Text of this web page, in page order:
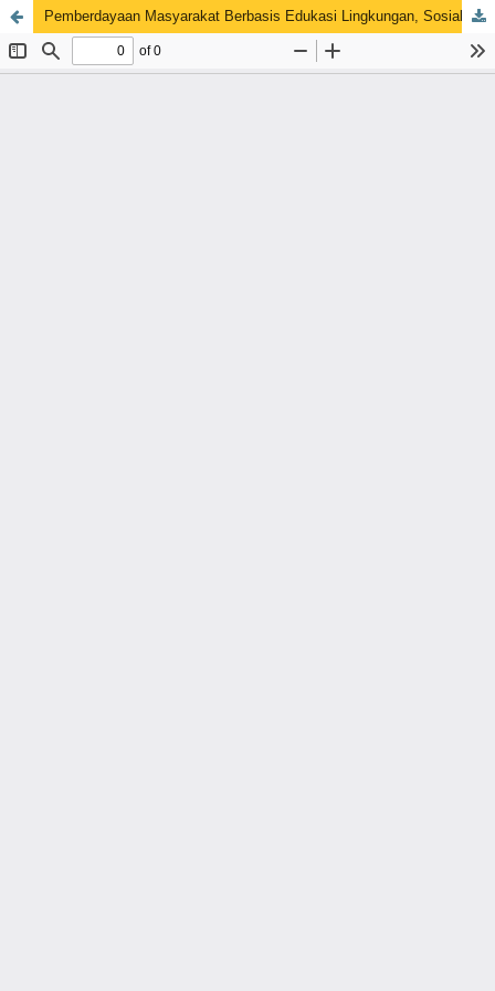
Pemberdayaan Masyarakat Berbasis Edukasi Lingkungan, Sosial, dan Pertanian Berkelanjutan melalui Program KKN Reguler di Kelurahan Lompo Riaja Kabupaten Barru